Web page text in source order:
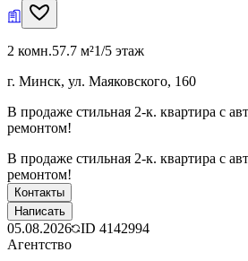
2 комн.57.7 м²1/5 этаж
г. Минск, ул. Маяковского, 160
В продаже стильная 2-к. квартира с
ремонтом!
В продаже стильная 2-к. квартира с
ремонтом!
Контакты
Написать
05.08.2026 ID 4142994
Агентство